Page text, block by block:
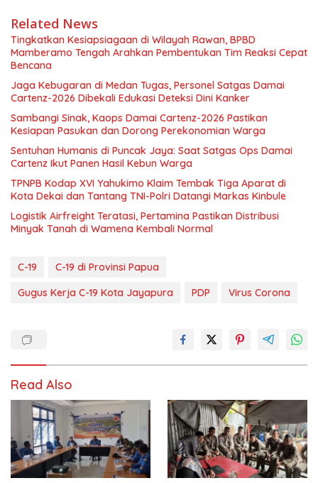
Related News
Tingkatkan Kesiapsiagaan di Wilayah Rawan, BPBD
Mamberamo Tengah Arahkan Pembentukan Tim Reaksi Cepat
Bencana
Jaga Kebugaran di Medan Tugas, Personel Satgas Damai
Cartenz-2026 Dibekali Edukasi Deteksi Dini Kanker
Sambangi Sinak, Kaops Damai Cartenz-2026 Pastikan
Kesiapan Pasukan dan Dorong Perekonomian Warga
Sentuhan Humanis di Puncak Jaya: Saat Satgas Ops Damai
Cartenz Ikut Panen Hasil Kebun Warga
TPNPB Kodap XVI Yahukimo Klaim Tembak Tiga Aparat di
Kota Dekai dan Tantang TNI-Polri Datangi Markas Kinbule
Logistik Airfreight Teratasi, Pertamina Pastikan Distribusi
Minyak Tanah di Wamena Kembali Normal
C-19
C-19 di Provinsi Papua
Gugus Kerja C-19 Kota Jayapura
PDP Virus Corona
Read Also